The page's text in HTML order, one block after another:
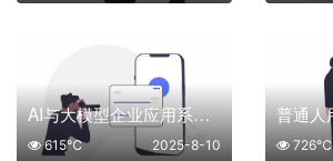
AI与大模型企业应用系列课程
2025-8-10
615℃ 726℃